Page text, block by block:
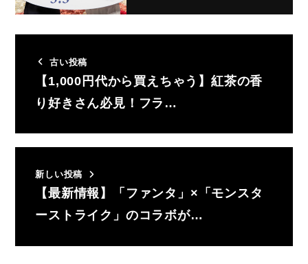
古い投稿
【1,000円代から買えちゃう】紅茶の香
り好きさん必見！フラ…
新しい投稿
【最新情報】「ファンタ」×「モンスタ
ーストライク」のコラボが…